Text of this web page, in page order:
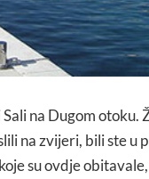
na Dugom otoku.
na zvijeri, bili ste u
su ovdje